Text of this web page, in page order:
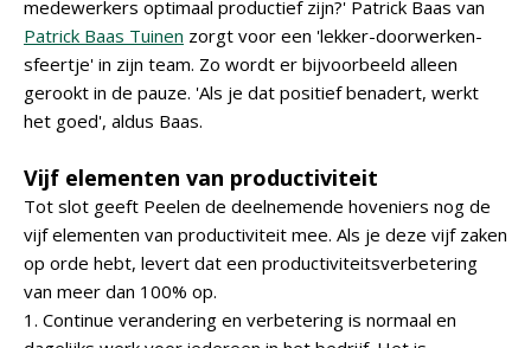
medewerkers optimaal productief zijn?' Patrick Baas van
Patrick Baas Tuinen zorgt voor een 'lekker-doorwerken-
sfeertje' in zijn team. Zo wordt er bijvoorbeeld alleen
gerookt in de pauze. 'Als je dat positief benadert, werkt
het goed', aldus Baas.
Vijf elementen van productiviteit
Tot slot geeft Peelen de deelnemende hoveniers nog de
vijf elementen van productiviteit mee. Als je deze vijf zaken
op orde hebt, levert dat een productiviteitsverbetering
van meer dan 100% op.
1. Continue verandering en verbetering is normaal en